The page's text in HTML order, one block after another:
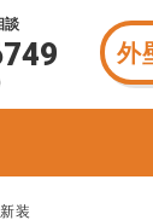
談
外
装